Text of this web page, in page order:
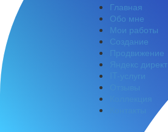
Главная
Обо мне
Мои работы
Создание
Продвижение
Яндекс директ
IT-услуги